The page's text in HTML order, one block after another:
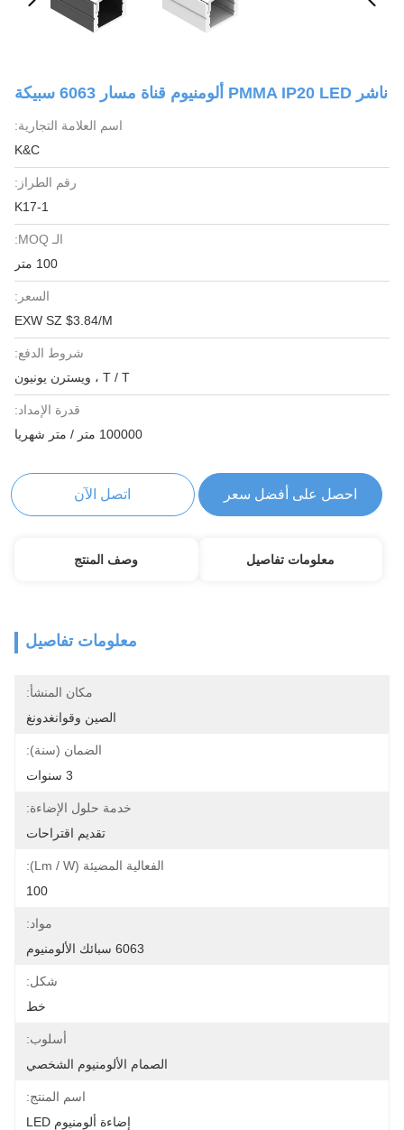
ناشر PMMA IP20 LED ألومنيوم قناة مسار 6063 سبيكة
اسم العلامة التجارية:
K&C
رقم الطراز:
K17-1
الـ MOQ:
100 متر
السعر:
EXW SZ $3.84/M
شروط الدفع:
T / T ، ويسترن يونيون
قدرة الإمداد:
100000 متر / متر شهريا
احصل على أفضل سعر اتصل الآن
معلومات تفاصيل وصف المنتج
معلومات تفاصيل
مكان المنشأ:
الصين وقوانغدونغ
الضمان (سنة):
خدمة حلول الإضاءة:
تقديم اقتراحات
الفعالية المضيئة (lm / W):
100
مواد:
6063 سبائك الألومنيوم
شكل:
خط
أسلوب:
الصمام الألومنيوم الشخصي
اسم المنتج:
إضاءة ألومنيوم LED